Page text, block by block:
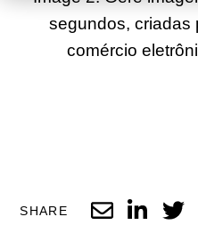
segundos, criadas
comércio
SHARE